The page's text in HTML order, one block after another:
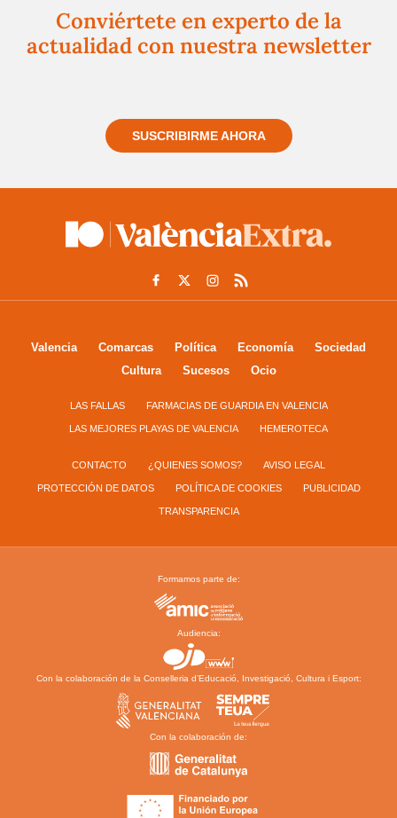
Conviértete en experto de la
actualidad con nuestra newsletter
SUSCRIBIRME AHORA
Valencia Comarcas Política Economía
Sociedad
Cultura
Sucesos Ocio
LAS FALLAS FARMACIAS DE GUARDIA EN VALENCIA
LAS MEJORES PLAYAS DE VALENCIA HEMEROTECA
CONTACTO ¿QUIENES SOMOS? AVISO LEGAL
PROTECCIÓN DE DATOS POLÍTICA DE COOKIES PUBLICIDAD
TRANSPARENCIA
Formamos parte de:
Audiencia:
Con la colaboración de la Conselleria d’Educació, Investigació, Cultura i Esport:
Con la colaboración de: